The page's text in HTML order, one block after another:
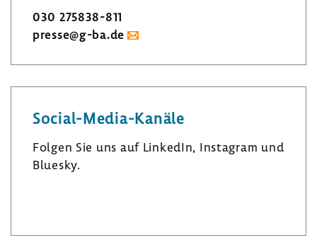
030 275838-​811
presse@g-ba.de
Social-​Media-Kanäle
Folgen Sie uns auf LinkedIn, Insta­gram und
Bluesky.
n
s
u